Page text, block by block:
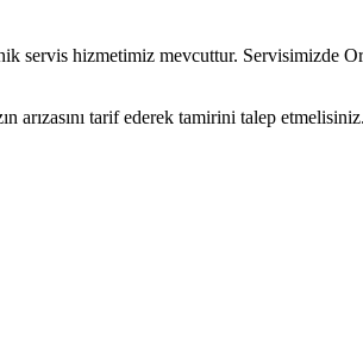
servis hizmetimiz mevcuttur. Servisimizde
arızasını tarif ederek tamirini talep